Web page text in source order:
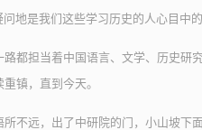
地是我们这些学习历史的人心目中的
都担当着中国语言、文学、历史研
镇，直到今天。
不远，出了中研院的门，小山坡下